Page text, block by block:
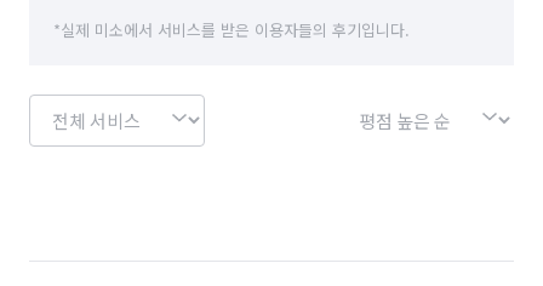
*실제 미소에서 서비스를 받은 이용자들의 후기입니다.